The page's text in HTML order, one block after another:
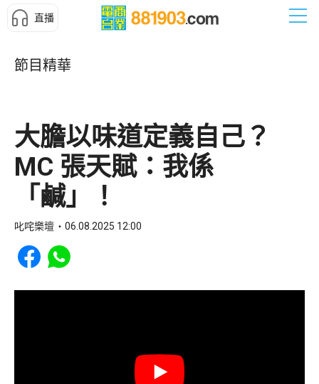
直播
節目精華
大膽以味道定義自己？
MC 張天賦：我係
「鹹」！
叱咤樂壇 06.08.2025 12:00
Share to Facebook
Share to WhatsApp